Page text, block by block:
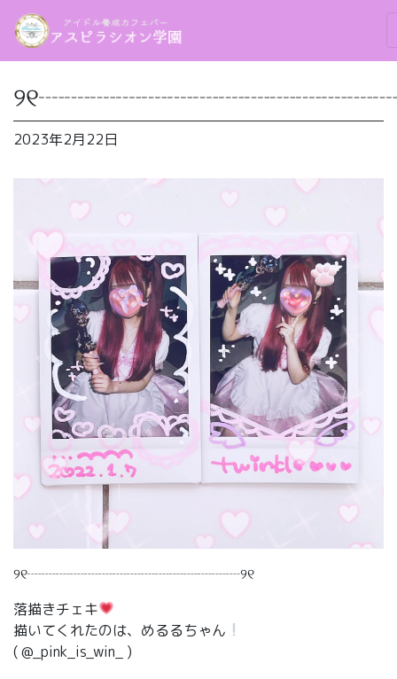
2023年2月22日
୨୧┈┈┈┈┈┈┈┈┈┈┈┈┈┈┈୨୧
落描きチェキ
描いてくれたのは、めるるちゃん
( @_pink_is_win_ )